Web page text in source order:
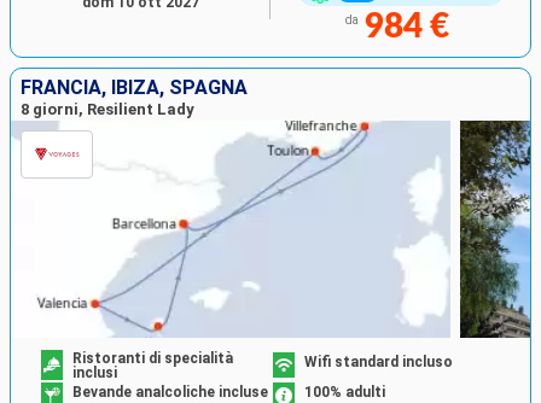
da 984 €
FRANCIA, IBIZA, SPAGNA
8 giorni, Resilient Lady
Ristoranti di specialità
inclusi
Wifi standard incluso
Bevande analcoliche incluse
100% adulti